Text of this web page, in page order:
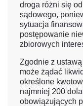
droga różni się
sądowego,
sytuacja
postępowanie
zbiorowych
Zgodnie z
może żądać
określone
najmniej 200
obowiązujących